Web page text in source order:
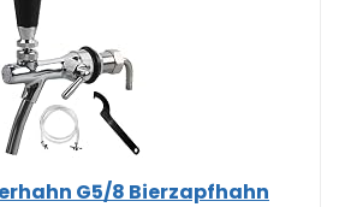
G5/8 Bierzapfhahn